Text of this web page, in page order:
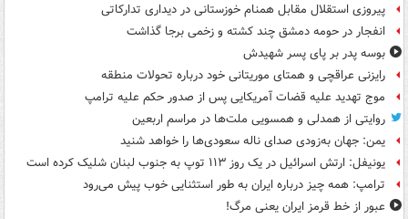
پیروزی استقلال مقابل همنام خوزستانی در دیداری تدارکاتی
انفجار در حومه دمشق چند کشته و زخمی برجا گذاشت
بوسه‌ پدر بر پای پسر شهیدش
رایزنی عراقچی و همتای موریتانی خود درباره تحولات منطقه
موج تهدید علیه قضات آمریکایی پس از صدور حکم علیه ترامپ
روایتی از همدلی و همسویی ملت‌ها در مراسم اربعین
یمن: جهان به‌زودی صدای ناله سعودی‌ها را خواهد شنید
یونیفل: ارتش اسرائیل در یک روز ۱۱۳ توپ به جنوب لبنان شلیک کرده است
ترامپ: همه چیز درباره ایران به طور استثنایی خوب پیش می‌رود
عبور از خط قرمز ایران یعنی مرگ!